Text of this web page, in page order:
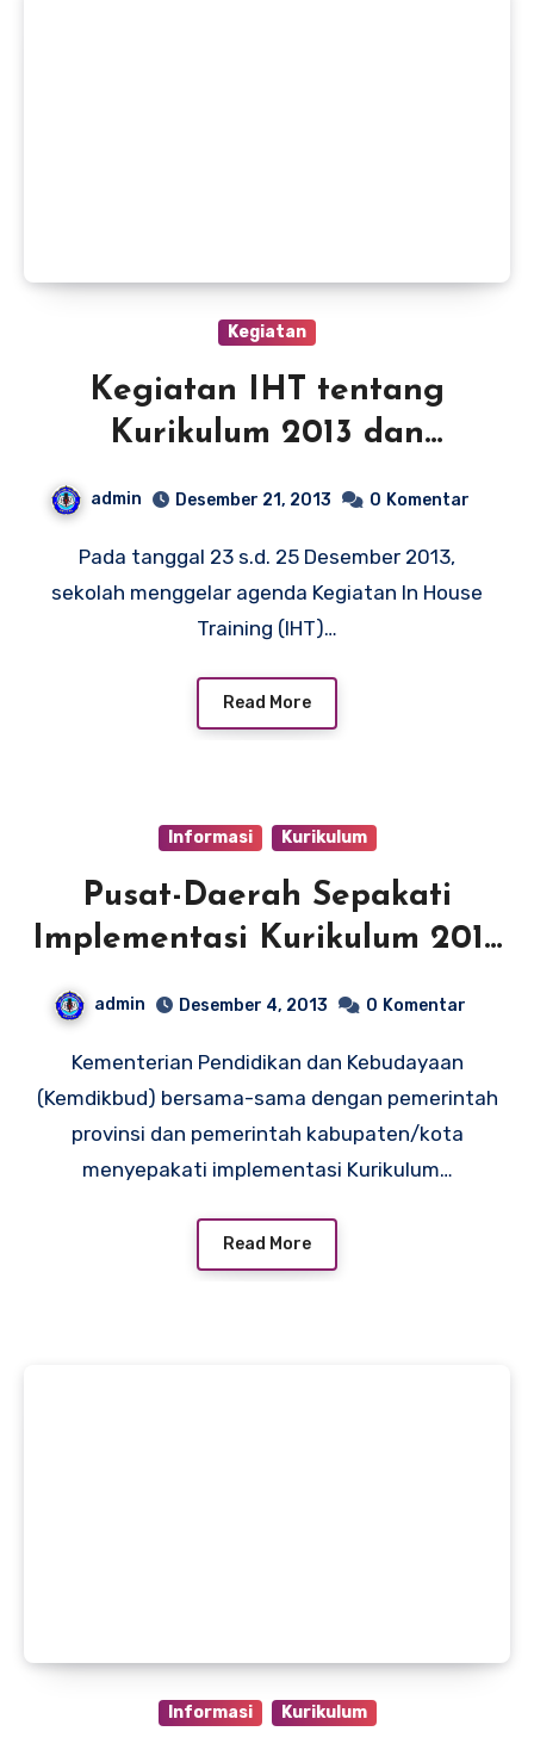
Kegiatan
Kegiatan IHT tentang
Kurikulum 2013 dan
admin Desember 21, 2013 0 Komentar
Pada tanggal 23 s.d. 25 Desember 2013,
sekolah menggelar agenda Kegiatan In House
Training (IHT)…
Read More
Informasi Kurikulum
Pusat-Daerah Sepakati
Implementasi Kurikulum 2013
admin Desember 4, 2013 0 Komentar
Kementerian Pendidikan dan Kebudayaan
(Kemdikbud) bersama-sama dengan pemerintah
provinsi dan pemerintah kabupaten/kota
menyepakati implementasi Kurikulum…
Read More
Informasi Kurikulum